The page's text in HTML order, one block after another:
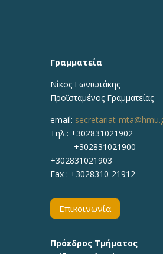
Γραμματεία
Νίκος Γωνιωτάκης
Προϊσταμένος Γραμματείας
email: secretariat-
Τηλ.: +302831021902
+302831021900
+302831021903
Fax : +3028310-21912
Επικοινωνία
Πρόεδρος Τμήματος